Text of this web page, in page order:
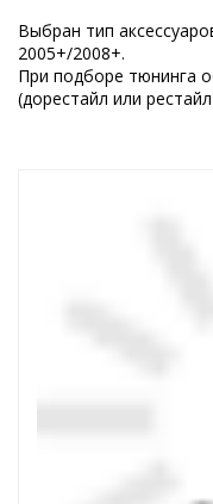
Выбран тип
2005+/2008+.
При подборе тюнинга
(дорестайл или